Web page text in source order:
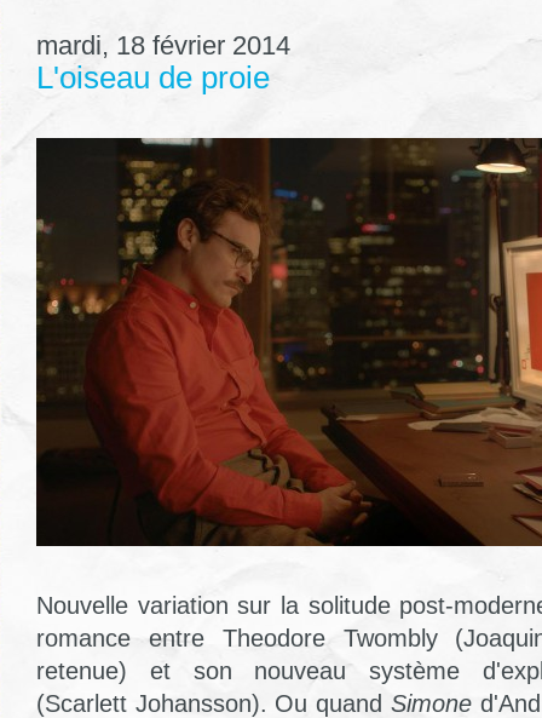
mardi, 18 février 2014
L'oiseau de proie
Nouvelle variation sur la solitude post-
romance entre Theodore Twombly
retenue) et son nouveau système
(Scarlett Johansson). Ou quand Simone